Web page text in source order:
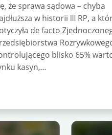
że sprawa sądowa – chyba
w historii III RP, a
de facto
blisko 65%
kasyn,…